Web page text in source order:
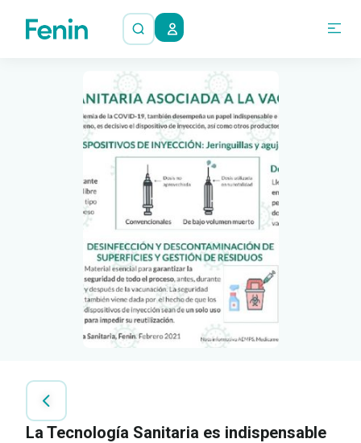
La Tecnología Sanitaria es indispensable